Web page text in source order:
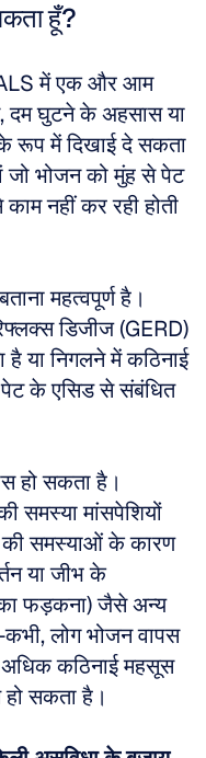
हूँ?
ALS में एक और आम
दम घुटने के अहसास या
रूप में दिखाई दे सकता
जो भोजन को मुंह से पेट
नहीं कर रही होती
महत्वपूर्ण है।
डिजीज (GERD)
या निगलने में कठिनाई
के एसिड से संबंधित
हो सकता है।
समस्या मांसपेशियों
की समस्याओं के कारण
या जीभ के
फड़कना) जैसे अन्य
लोग भोजन वापस
कठिनाई महसूस
सकता है।